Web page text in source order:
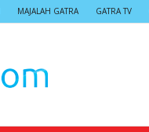
MAJALAH GATRA GATRA TV